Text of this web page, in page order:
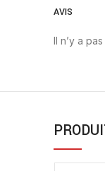
AVIS
Il n’y a